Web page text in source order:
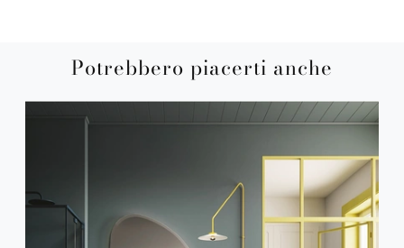
Potrebbero piacerti anche